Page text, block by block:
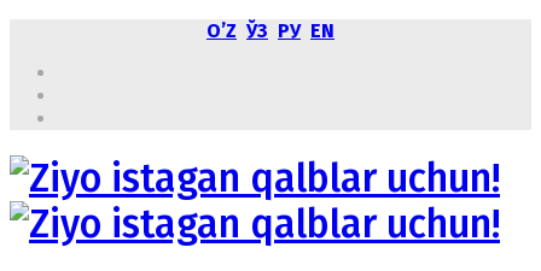
OʼZ ЎЗ РУ EN